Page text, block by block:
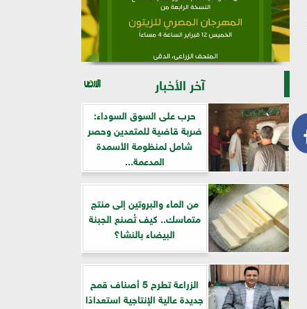
آخر الأخبار
حرب على السوق السوداء:
ضربة قاضية للمتعدين وحصر
شامل لمنظومة الأسمدة
المدعمة...
من الماء والبروتين إلى منتج
متماسك.. كيف تُصنع الجبنة
البيضاء بالنشا؟
الزراعة تطرح 5 أصناف قمح
جديدة عالية الإنتاجية استعدادًا